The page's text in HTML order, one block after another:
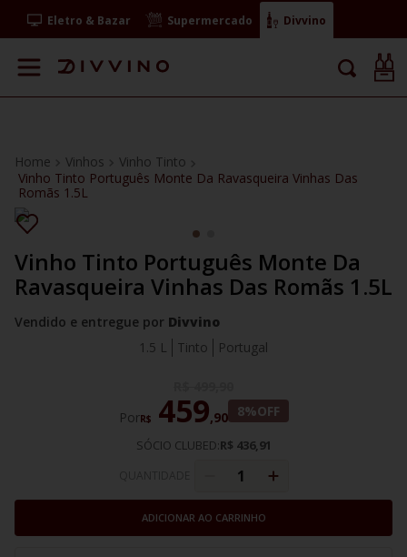
Eletro & Bazar Supermercado Divvino
Vinhos
Vinho Tinto
Vinho Tinto Português Monte Da Ravasqueira Vinhas Das
Romãs 1.5L
Vinho Tinto Português Monte Da
Ravasqueira Vinhas Das Romãs 1.5L
Vendido e entregue por Divvino
Tinto
Portugal
1.5 L
PorR$ 459,90 8%OFF
SÓCIO CLUBED:R$ 436,91
ADICIONAR AO CARRINHO